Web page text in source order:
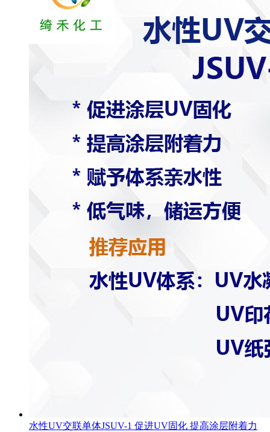
水性UV交联单体JSUV-1 促进UV固化 提高涂层附着力